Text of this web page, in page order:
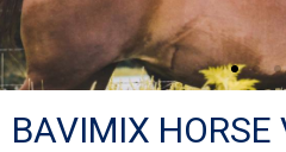
BAVIMIX HORSE